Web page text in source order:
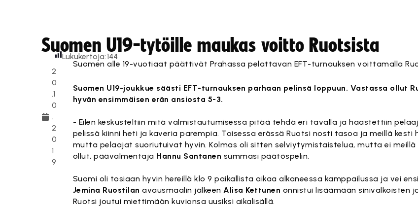
Suomen U19-tytöille maukas voitto Ruotsista
2
0
.1
0
.
2
0
1
9
Lukukertoja:144
Suomen alle 19-vuotiaat päättivät Prahassa pelattavan EFT-turnauksen voittamalla
Suomen U19-joukkue säästi EFT-turnauksen parhaan pelinsä loppuun. Vastassa ollut
hyvän ensimmäisen erän ansiosta 5-3.
- Eilen keskusteltiin mitä valmistautumisessa pitää tehdä eri tavalla ja haastettiin
pelissä kiinni heti ja kaveria parempia. Toisessa erässä Ruotsi nosti tasoa ja meillä kesti
mutta pelaajat suoriutuivat hyvin. Kolmas oli sitten selviytymistaistelua, mutta ei
ollut, päävalmentaja Hannu Santanen summasi päätöspelin.
Suomi oli tosiaan hyvin hereillä klo 9 paikallista aikaa alkaneessa kamppailussa ja vei
Jemina Ruostilan avausmaalin jälkeenAlisa Kettunen onnistui lisäämään sinivalkoisten
Ruotsi joutui miettimään kuvionsa uusiksi aikalisällä.